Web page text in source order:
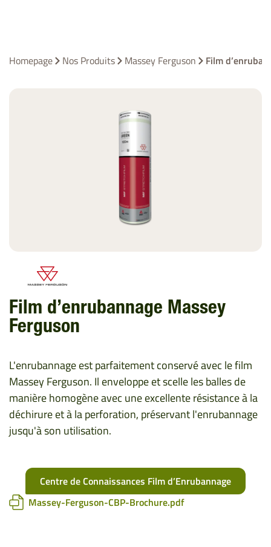
Homepage Nos Produits Massey Ferguson Film
Film d’enrubannage Massey
Ferguson
L'enrubannage est parfaitement conservé avec le film
Massey Ferguson. Il enveloppe et scelle les balles de
manière homogène avec une excellente résistance à la
déchirure et à la perforation, préservant l'enrubannage
jusqu'à son utilisation.
Centre de Connaissances Film d’Enrubannage
Massey-Ferguson-CBP-Brochure.pdf